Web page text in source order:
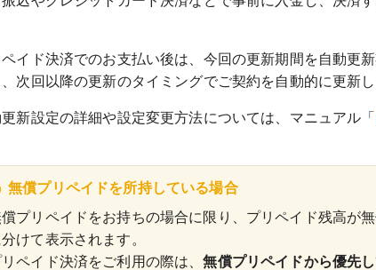
イド決済でのお支払い後は、今回の更新期間を自動更
次回以降の更新のタイミングでご契約を自動的に更新
更新設定の詳細や設定変更方法については、マニュアル「
無償プリペイドを所持している場合
プリペイドをお持ちの場合に限り、プリペイド残高が
けて表示されます。
リペイド決済をご利用の際は、無償プリペイドから優先